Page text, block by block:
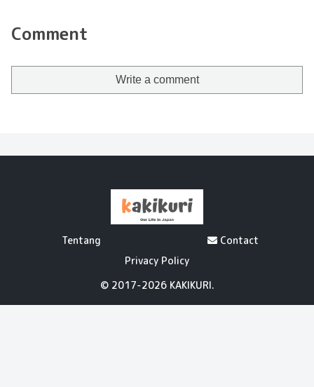
Comment
Write a comment
Tentang
Contact
Privacy Policy
© 2017-2026 KAKIKURI.